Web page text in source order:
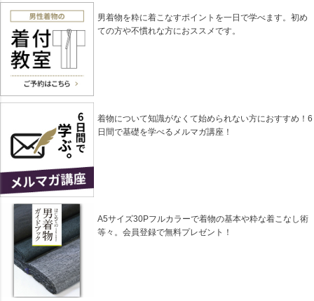
男着物を粋に着こなすポイントを一日で学べます。初め
ての方や不慣れな方におススメです。
着物について知識がなくて始められない方におすすめ！6
日間で基礎を学べるメルマガ講座！
A5サイズ30Pフルカラーで着物の基本や粋な着こなし術
等々。会員登録で無料プレゼント！